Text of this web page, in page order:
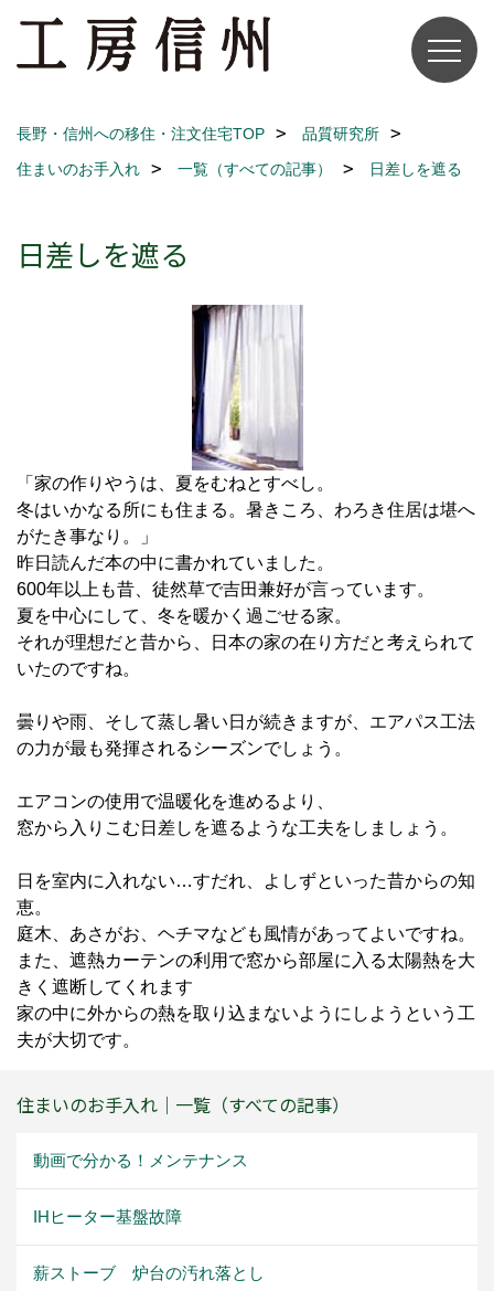
長野・信州への移住・注文住宅TOP
品質研究所
住まいのお手入れ
一覧（すべての記事） 日差しを遮る
日差しを遮る
「家の作りやうは、夏をむねとすべし。
冬はいかなる所にも住まる。暑きころ、わろき住居は堪へ
がたき事なり。」
昨日読んだ本の中に書かれていました。
600年以上も昔、徒然草で吉田兼好が言っています。
夏を中心にして、冬を暖かく過ごせる家。
それが理想だと昔から、日本の家の在り方だと考えられて
いたのですね。
曇りや雨、そして蒸し暑い日が続きますが、エアパス工法
の力が最も発揮されるシーズンでしょう。
エアコンの使用で温暖化を進めるより、
窓から入りこむ日差しを遮るような工夫をしましょう。
日を室内に入れない…すだれ、よしずといった昔からの知
恵。
庭木、あさがお、ヘチマなども風情があってよいですね。
また、遮熱カーテンの利用で窓から部屋に入る太陽熱を大
きく遮断してくれます
家の中に外からの熱を取り込まないようにしようという工
夫が大切です。
住まいのお手入れ｜一覧（すべての記事）
動画で分かる！メンテナンス
IHヒーター基盤故障
薪ストーブ 炉台の汚れ落とし